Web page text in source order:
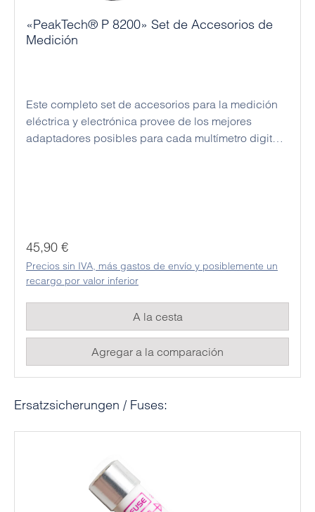
«PeakTech® P 8200» Set de Accesorios de
Medición
Este completo set de accesorios para la medición
eléctrica y electrónica provee de los mejores
adaptadores posibles para cada multímetro digital.
Precio normal:
45,90 €
Precios sin IVA, más gastos de envío y posiblemente un
recargo por valor inferior
A la cesta
Agregar a la comparación
Omitir la galería de productos
Ersatzsicherungen / Fuses: